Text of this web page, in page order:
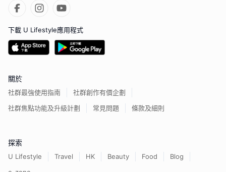
下載 U Lifestyle應用程式
關於
社群最強使用指南
社群創作有價企劃
社群焦點功能及升級計劃
常見問題 條款及細則
探索
U Lifestyle Travel HK Beauty Food
Blog